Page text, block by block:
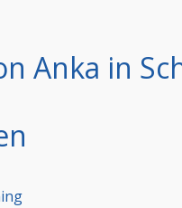
Anka in